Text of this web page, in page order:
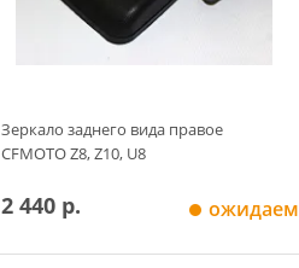
Зеркало заднего вида правое
CFMOTO Z8, Z10, U8
2 440 р. ожидаем